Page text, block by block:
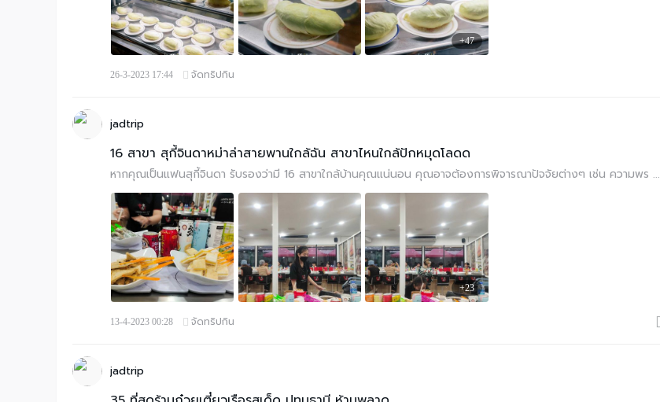
+47
26-3-2023 17:44 จัดทริปกิน
jadtrip
16 สาขา สุกี้จินดาหม่าล่าสายพานใกล้ฉัน สาขาไหนใกล้ปักหมุดโลดด
หากคุณเป็นแฟนสุกี้จินดา รับรองว่ามี 16 สาขาใกล้บ้านคุณแน่นอน คุณอาจต้องการพิจารณาปัจจัยต่างๆ เช่น ความพร ...
+23
13-4-2023 00:28 จัดทริปกิน
jadtrip